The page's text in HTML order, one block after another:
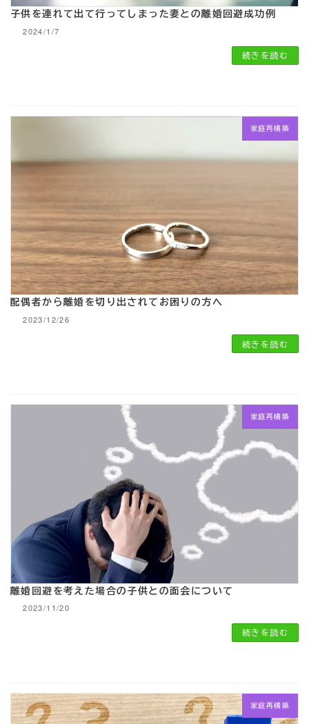
子供を連れて出て行ってしまった妻との離婚回避成功例
2024/1/7
続きを読む
家庭再構築
配偶者から離婚を切り出されてお困りの方へ
2023/12/26
続きを読む
家庭再構築
離婚回避を考えた場合の子供との面会について
2023/11/20
続きを読む
家庭再構築